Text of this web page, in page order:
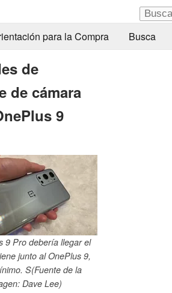
para la Compra Busca
de
de cámara
9
9 Pro debería llegar el
junto al OnePlus 9,
S(Fuente de la
Dave Lee)